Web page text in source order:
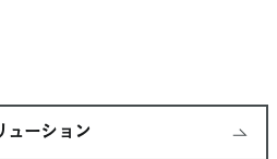
ューション